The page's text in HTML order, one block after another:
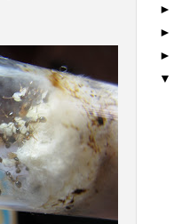
►
►
►
▼